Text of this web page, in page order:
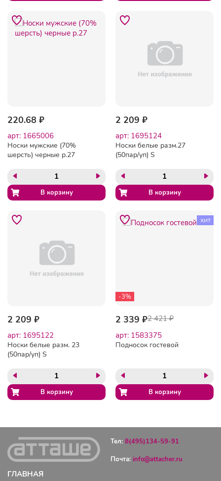
220.68 ₽
арт: 1665006
Носки мужские (70%
шерсть) черные р.27
2 209 ₽
арт: 1695124
Носки белые разм.27
(50пар/уп) S
2 209 ₽
арт: 1695122
Носки белые разм. 23
(50пар/уп) S
-3%
хит
2 339 ₽2 421 ₽
арт: 1583375
Подносок гостевой
Тел: 8(495)134-59-91
Почта: info@attacher.ru
ГЛАВНАЯ